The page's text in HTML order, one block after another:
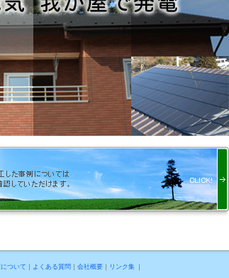
ついて ｜ よくある質問 ｜ 会社概要｜ リンク集｜